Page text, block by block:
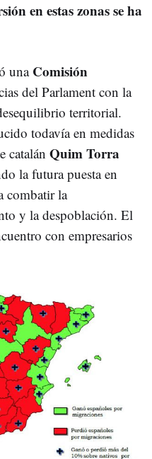
en estas zonas se ha
una Comisión
del Parlament con la
territorial.
todavía en medidas
catalán Quim Torra
la futura puesta en
combatir la
y la despoblación. El
con empresarios